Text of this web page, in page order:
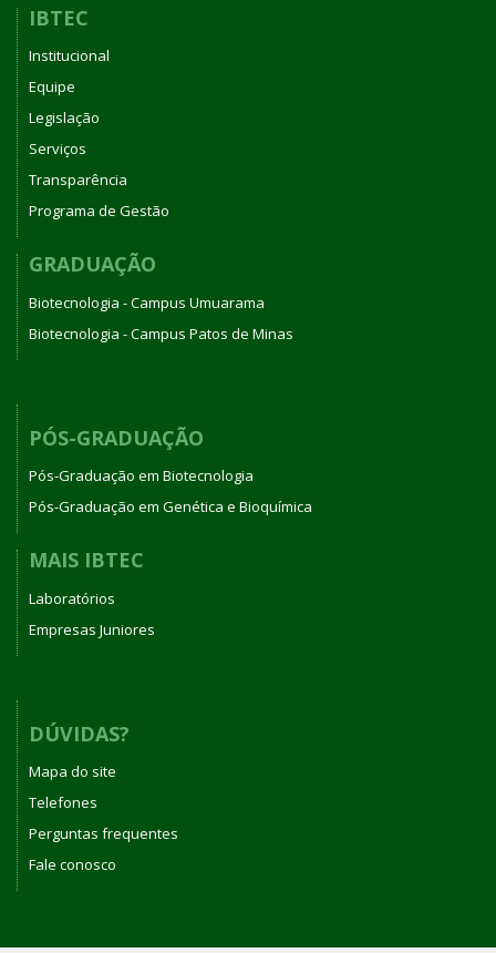
IBTEC
Institucional
Equipe
Legislação
Serviços
Transparência
Programa de Gestão
GRADUAÇÃO
Biotecnologia - Campus Umuarama
Biotecnologia - Campus Patos de Minas
PÓS-GRADUAÇÃO
Pós-Graduação em Biotecnologia
Pós-Graduação em Genética e Bioquímica
MAIS IBTEC
Laboratórios
Empresas Juniores
DÚVIDAS?
Mapa do site
Telefones
Perguntas frequentes
Fale conosco